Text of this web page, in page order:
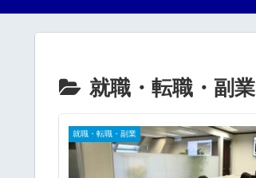
就職・転職・副業
就職・転職・副業